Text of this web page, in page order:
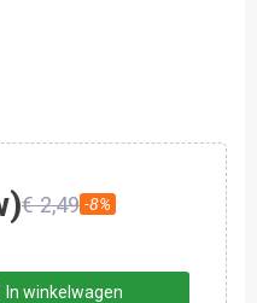
€ 2,49 -8%
In winkelwagen